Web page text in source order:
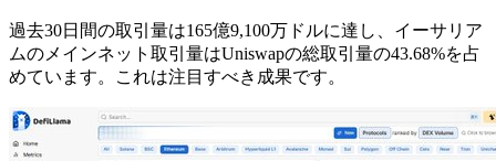
過去30日間の取引量は165億9,100万ドルに達し、イーサリア
ムのメインネット取引量はUniswapの総取引量の43.68%を占
めています。これは注目すべき成果です。